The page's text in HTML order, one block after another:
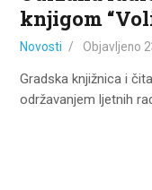
knjigom
Novosti Objavljeno
Gradska knjižnica i
održavanjem ljetnih